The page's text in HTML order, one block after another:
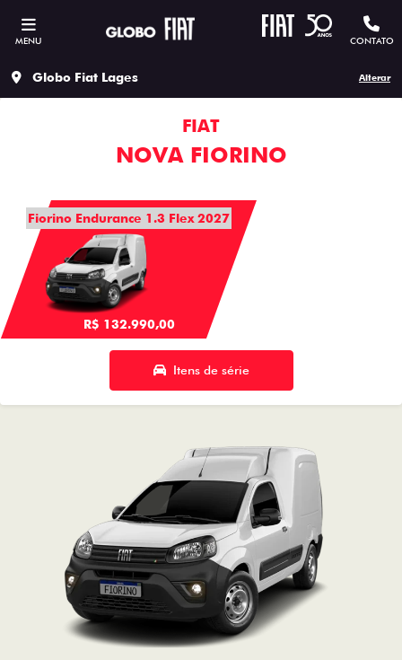
MENU CONTATO
Globo Fiat Lages Alterar
FIAT
NOVA FIORINO
Fiorino Endurance 1.3 Flex 2027
R$ 132.990,00
Itens de série